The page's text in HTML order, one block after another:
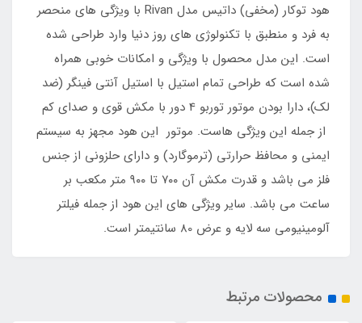
هود توکار (مخفی) داتیس مدل Rivan با ویژگی های منحصر
به فرد و منطبق با تکنولوژی های روز دنیا وارد طراحی شده
است. این مدل محصول با ویژگی و امکانات خوبی همراه
شده است که طراحی تمام استیل با استیل آنتی فینگر (ضد
لک)، دارا بودن موتور توربو 4 دور با مکش قوی و صدای کم
از جمله این ویژگی هاست. موتور این هود مجهز به سیستم
ایمنی و محافظ حرارتی (ترموگارد) و دارای حلزونی از جنس
فلز می باشد و قدرت مکش آن ۷۰۰ تا ۹۰۰ متر مکعب بر
ساعت می باشد. سایر ویژگی های این هود از جمله فیلتر
آلومینیومی سه لایه و عرض 80 سانتیمتر است.
محصولات مرتبط